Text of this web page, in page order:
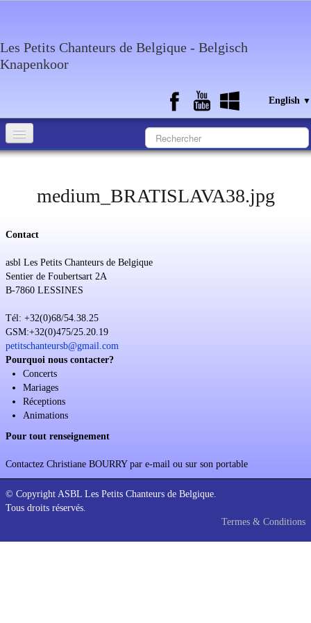
Les Petits Chanteurs de Belgique - Belgisch
Knapenkoor
English ▼
What about the choir
Discography
Soutien
Sponsoring
Events
medium_BRATISLAVA38.jpg
Contact
asbl Les Petits Chanteurs de Belgique
Sentier de Foubertsart 2A
B-7860 LESSINES
Tél: +32(0)68/54.38.25
GSM:+32(0)475/25.20.19
petitschanteursb@gmail.com
Pourquoi nous contacter?
Concerts
Mariages
Réceptions
Animations
Pour tout renseignement
Contactez Christiane BOURRY par e-mail ou sur son portable
© Copyright ASBL Les Petits Chanteurs de Belgique.
Tous droits réservés.
Termes & Conditions